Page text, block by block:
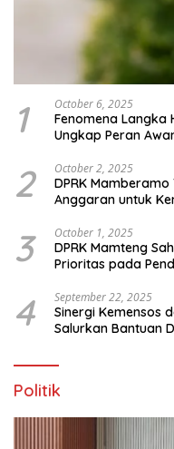
1 October 6, 2025
Fenomena Langka
Ungkap Peran
2 October 2, 2025
DPRK
Anggaran untuk
3 October 1, 2025
DPRK Mamteng
Prioritas pada
4 September 22, 2025
Sinergi Kemensos
Salurkan Bantuan
Politik